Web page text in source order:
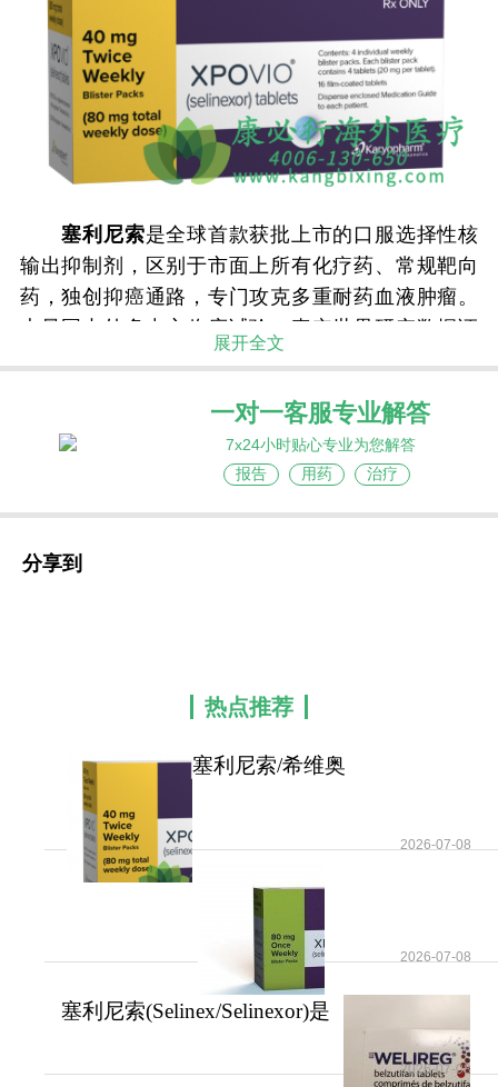
塞利尼索是全球首款获批上市的口服选择性核
输出抑制剂，区别于市面上所有化疗药、常规靶向
药，独创抑癌通路，专门攻克多重耐药血液肿瘤。
大量国内外多中心临床试验、真实世界研究数据证
疾病进展，显著延长难治性患者生存期，且口服给
药便捷，整体耐受性良好。多数血液肿瘤靶向药、
化疗药仅能作用于肿瘤细胞表面或常规代谢通路，
长期用药极易产生耐药突变。而塞利尼索拥有独一
蛋白。正常人体内抑癌蛋白会管控细胞正常增殖分
道，将抑癌蛋白截留锁定在细胞核内，同时减少致
癌细胞凋亡，从根源上破解多重耐药难题。相较于
传统治疗药物，该药靶向精准、作用机制新颖，对
多线耐药、难治复发的血液肿瘤依旧具备强效抗癌
活性。
展开全文
一对一客服专业解答
7x24小时贴心专业为您解答
报告
用药 治疗
分享到
热点推荐
塞利尼索/希维奥
2026-07-08
塞利尼索(Selinex/Selinexor)是
2026-07-08
2026-07-08